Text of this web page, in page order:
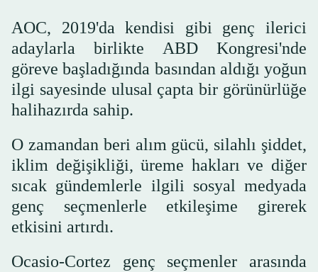
AOC, 2019'da kendisi gibi genç ilerici
adaylarla birlikte ABD Kongresi'nde
göreve başladığında basından aldığı yoğun
ilgi sayesinde ulusal çapta bir görünürlüğe
halihazırda sahip.
O zamandan beri alım gücü, silahlı şiddet,
iklim değişikliği, üreme hakları ve diğer
sıcak gündemlerle ilgili sosyal medyada
genç seçmenlerle etkileşime girerek
etkisini artırdı.
Ocasio-Cortez genç seçmenler arasında